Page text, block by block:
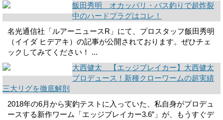
飯田秀明 オカッパリ・バス釣りで超炸裂
中のハードプラグはコレ！
名光通信社「ルアーニュースR」にて、プロスタッフ飯田秀明
（イイダ ヒデアキ）の記事が公開されております。ぜひチェ
ックしてみてください！ ...
大西健太 【エッジブレイカー】大西健太
プロデュース！新種クローワームの超実績
三大リグを徹底解剖
2018年の6月から実釣テストに入っていた、私自身がプロデュ
ースする新作ワーム「エッジブレイカー3.6”」が、もうすぐデ